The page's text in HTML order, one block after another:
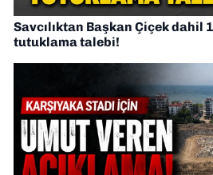
Savcılıktan Başkan Çiçek dahil
tutuklama talebi!